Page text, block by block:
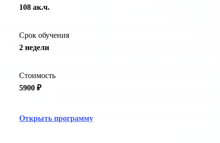
108 ак.ч.
Срок обучения
2 недели
Стоимость
5900 ₽
Открыть программу